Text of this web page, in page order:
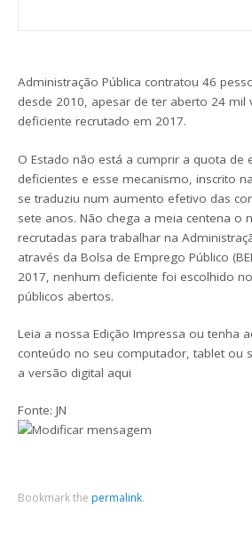
Administração Pública contratou 46
desde 2010, apesar de ter aberto 24 mil
deficiente recrutado em 2017.
O Estado não está a cumprir a quota de
deficientes e esse mecanismo, inscrito
se traduziu num aumento efetivo das
sete anos. Não chega a meia centena o
recrutadas para trabalhar na
através da Bolsa de Emprego Público
2017, nenhum deficiente foi escolhido
públicos abertos.
Leia a nossa Edição Impressa ou tenha
conteúdo no seu computador, tablet ou
a versão digital aqui
Fonte: JN
Bookmark the permalink.